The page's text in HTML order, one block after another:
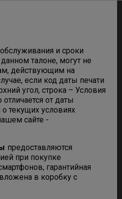
и сроки
талоне, могут не
действующим на
если код даты печати
угол, строка – Условия
от даты
текущих условиях
сайте -
предоставляются
при покупке
гарантийная
в коробку с